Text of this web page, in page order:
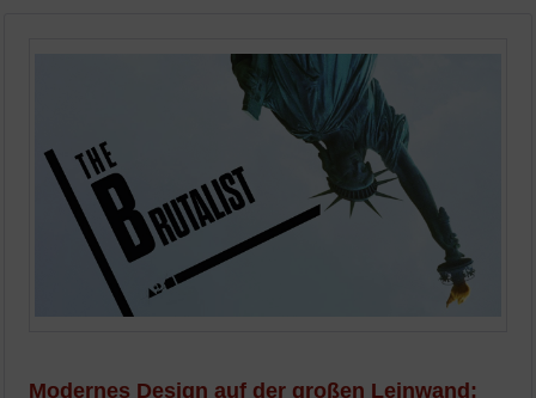
Modernes Design auf der großen Leinwand: